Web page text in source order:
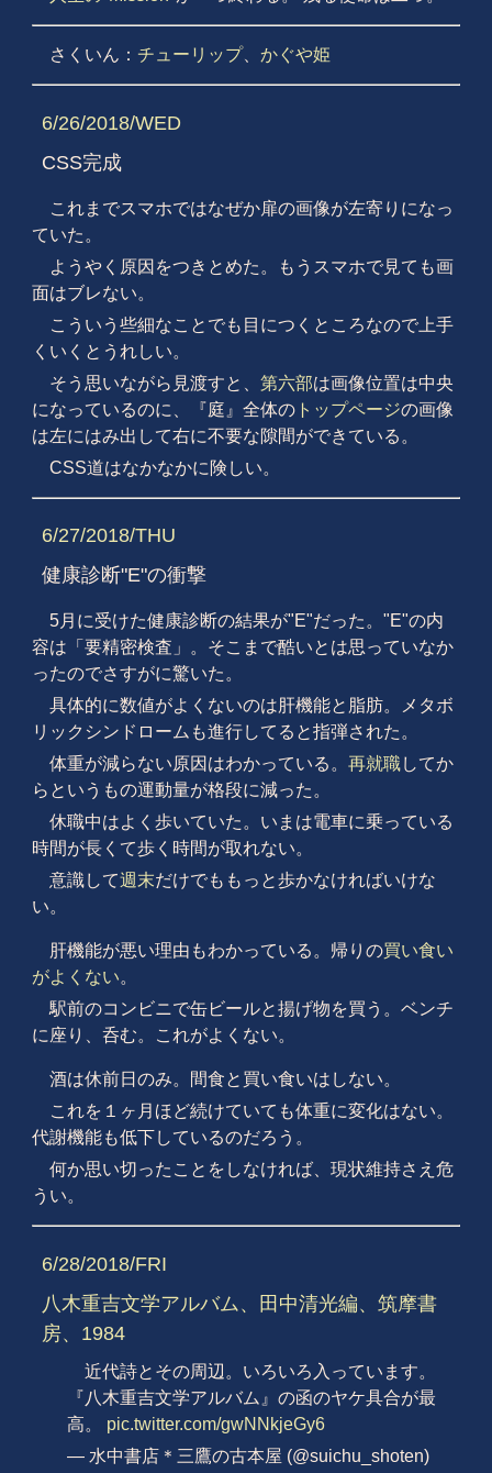
さくいん： チューリップ、 かぐや姫
6/26/2018/WED
CSS完成
これまでスマホではなぜか扉の画像が左寄りになっ
ていた。
ようやく原因をつきとめた。もうスマホで見ても画
面はブレない。
こういう些細なことでも目につくところなので上手
くいくとうれしい。
そう思いながら見渡すと、 第六部は画像位置は中央
になっているのに、『庭』全体のトップページの画像
は左にはみ出して右に不要な隙間ができている。
CSS道はなかなかに険しい。
6/27/2018/THU
健康診断"E"の衝撃
5月に受けた健康診断の結果が"E"だった。"E"の内
容は「要精密検査」。そこまで酷いとは思っていなか
ったのでさすがに驚いた。
具体的に数値がよくないのは肝機能と脂肪。メタボ
リックシンドロームも進行してると指弾された。
体重が減らない原因はわかっている。 再就職してか
らというもの運動量が格段に減った。
休職中はよく歩いていた。いまは電車に乗っている
時間が長くて歩く時間が取れない。
意識して週末だけでももっと歩かなければいけな
い。
肝機能が悪い理由もわかっている。帰りの買い食い
がよくない。
駅前のコンビニで缶ビールと揚げ物を買う。ベンチ
に座り、呑む。これがよくない。
酒は休前日のみ。間食と買い食いはしない。
これを１ヶ月ほど続けていても体重に変化はない。
代謝機能も低下しているのだろう。
何か思い切ったことをしなければ、現状維持さえ危
うい。
6/28/2018/FRI
八木重吉文学アルバム、田中清光編、筑摩書
房、1984
近代詩とその周辺。いろいろ入っています。
『八木重吉文学アルバム』の函のヤケ具合が最
高。 pic.twitter.com/gwNNkjeGy6
— 水中書店＊三鷹の古本屋 (@suichu_shoten)